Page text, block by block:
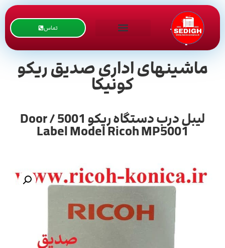
تماس
ماشینهای اداری صدیق ریکو
کونیکا
لیبل درب دستگاه ریکو 5001 / Door
Label Model Ricoh MP5001